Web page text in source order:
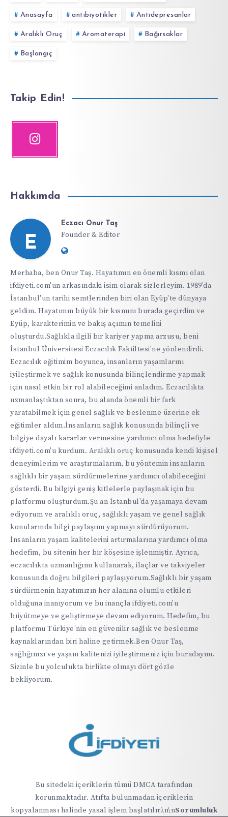
Anasayfa antibiyotikler Antidepresanlar
Aralıklı Oruç Aromaterapi Bağırsaklar
Başlangıç
Takip Edin!
Hakkımda
E
Eczacı Onur Taş
Founder & Editor
Website:
Merhaba, ben Onur Taş. Hayatımın en önemli kısmı olan
ifdiyeti.com'un arkasındaki isim olarak sizlerleyim. 1989'da
İstanbul'un tarihi semtlerinden biri olan Eyüp'te dünyaya
geldim. Hayatımın büyük bir kısmını burada geçirdim ve
Eyüp, karakterimin ve bakış açımın temelini
oluşturdu.Sağlıkla ilgili bir kariyer yapma arzusu, beni
İstanbul Üniversitesi Eczacılık Fakültesi'ne yönlendirdi.
Eczacılık eğitimim boyunca, insanların yaşamlarını
iyileştirmek ve sağlık konusunda bilinçlendirme yapmak
için nasıl etkin bir rol alabileceğimi anladım. Eczacılıkta
uzmanlaştıktan sonra, bu alanda önemli bir fark
yaratabilmek için genel sağlık ve beslenme üzerine ek
eğitimler aldım.İnsanların sağlık konusunda bilinçli ve
bilgiye dayalı kararlar vermesine yardımcı olma hedefiyle
ifdiyeti.com'u kurdum. Aralıklı oruç konusunda kendi kişisel
deneyimlerim ve araştırmalarım, bu yöntemin insanların
sağlıklı bir yaşam sürdürmelerine yardımcı olabileceğini
gösterdi. Bu bilgiyi geniş kitlelerle paylaşmak için bu
platformu oluşturdum.Şu an İstanbul'da yaşamaya devam
ediyorum ve aralıklı oruç, sağlıklı yaşam ve genel sağlık
konularında bilgi paylaşımı yapmayı sürdürüyorum.
İnsanların yaşam kalitelerini artırmalarına yardımcı olma
hedefim, bu sitenin her bir köşesine işlenmiştir. Ayrıca,
eczacılıkta uzmanlığımı kullanarak, ilaçlar ve takviyeler
konusunda doğru bilgileri paylaşıyorum.Sağlıklı bir yaşam
sürdürmenin hayatımızın her alanına olumlu etkileri
olduğuna inanıyorum ve bu inançla ifdiyeti.com'u
büyütmeye ve geliştirmeye devam ediyorum. Hedefim, bu
platformu Türkiye'nin en güvenilir sağlık ve beslenme
kaynaklarından biri haline getirmek.Ben Onur Taş,
sağlığınızı ve yaşam kalitenizi iyileştirmeniz için buradayım.
Sizinle bu yolculukta birlikte olmayı dört gözle
bekliyorum.
Bu sitedeki içeriklerin tümü DMCA tarafından
korunmaktadır. Atıfta bulunmadan içeriklerin
kopyalanması halinde yasal işlem başlatılır.\n\nSorumluluk